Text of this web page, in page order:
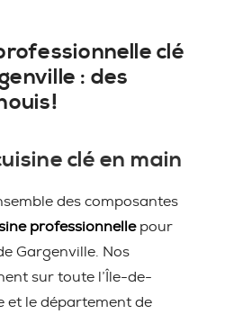
clé
: des
clé en main
des composantes
professionnellepour
Gargenville. Nos
sur toute l’Île-de-
et le département de